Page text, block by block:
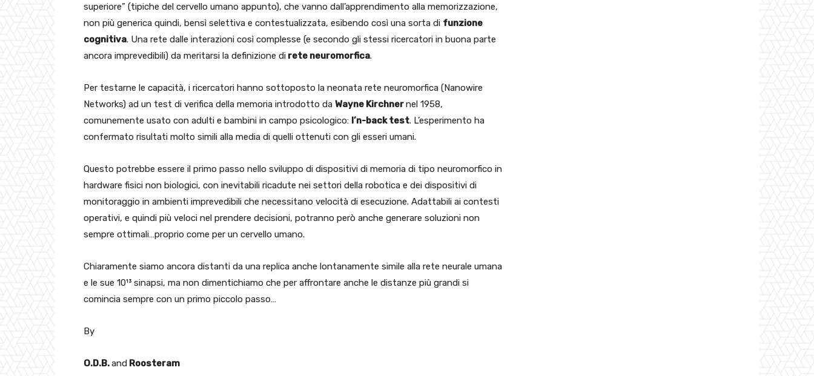
superiore” (tipiche del cervello umano appunto), che vanno dall’apprendimento alla memorizzazione,
non più generica quindi, bensì selettiva e contestualizzata, esibendo così una sorta di funzione
cognitiva. Una rete dalle interazioni così complesse (e secondo gli stessi ricercatori in buona parte
ancora imprevedibili) da meritarsi la definizione di rete neuromorfica.
Per testarne le capacità, i ricercatori hanno sottoposto la neonata rete neuromorfica (Nanowire
Networks) ad un test di verifica della memoria introdotto da Wayne Kirchnernel 1958,
comunemente usato con adulti e bambini in campo psicologico: l’n-back test. L’esperimento ha
confermato risultati molto simili alla media di quelli ottenuti con gli esseri umani.
Questo potrebbe essere il primo passo nello sviluppo di dispositivi di memoria di tipo neuromorfico in
hardware fisici non biologici, con inevitabili ricadute nei settori della robotica e dei dispositivi di
monitoraggio in ambienti imprevedibili che necessitano velocità di esecuzione. Adattabili ai contesti
operativi, e quindi più veloci nel prendere decisioni, potranno però anche generare soluzioni non
sempre ottimali…proprio come per un cervello umano.
Chiaramente siamo ancora distanti da una replica anche lontanamente simile alla rete neurale umana
e le sue 10¹³ sinapsi, ma non dimentichiamo che per affrontare anche le distanze più grandi si
comincia sempre con un primo piccolo passo…
By
O.D.B.and Roosteram